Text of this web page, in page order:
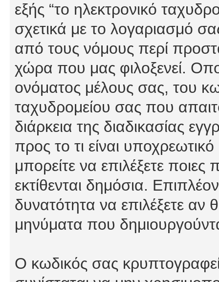
εξής “το ηλεκτρονικό
σχετικά με το λογαριασμό
από τους νόμους περί
χώρα που μας φιλοξενεί.
ονόματος μέλους σας, του
ταχυδρομείου σας που
διάρκεια της διαδικασίας
προς το τι είναι
μπορείτε να επιλέξετε
εκτίθενται δημόσια.
δυνατότητα να επιλέξετε αν
μηνύματα που
Ο κωδικός σας